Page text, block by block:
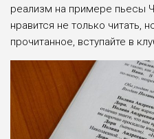
реализм на примере пьесы
нравится не только читать,
прочитанное, вступайте в